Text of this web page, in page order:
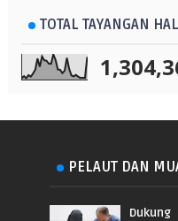
TOTAL TAYANGAN
PELAUT DAN